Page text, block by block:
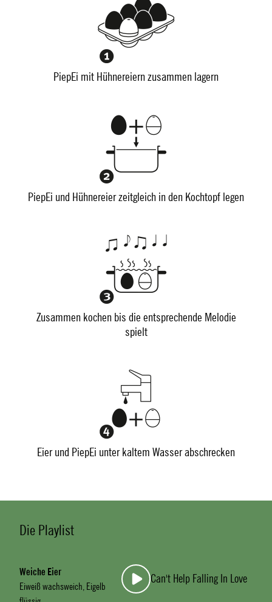
PiepEi mit Hühnereiern zusammen lagern
PiepEi und Hühnereier zeitgleich in den Kochtopf legen
Zusammen kochen bis die entsprechende Melodie
spielt
Eier und PiepEi unter kaltem Wasser abschrecken
Die Playlist
Weiche Eier
Eiweiß wachsweich, Eigelb
Can't Help Falling In Love